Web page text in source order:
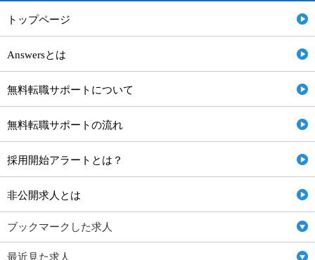
トップページ
Answersとは
無料転職サポートについて
無料転職サポートの流れ
採用開始アラートとは？
非公開求人とは
ブックマークした求人
最近見た求人